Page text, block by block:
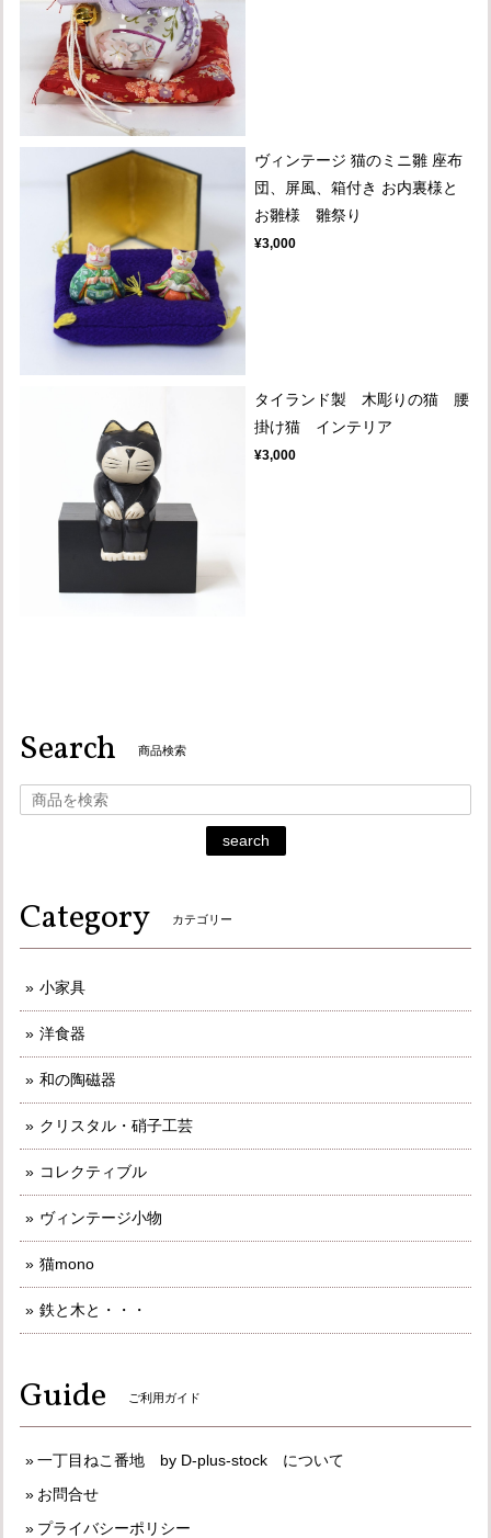
ヴィンテージ 猫のミニ雛 座布
団、屏風、箱付き お内裏様と
お雛様 雛祭り
¥3,000
タイランド製 木彫りの猫 腰
掛け猫 インテリア
¥3,000
Search 商品検索
search
Category カテゴリー
小家具
洋食器
和の陶磁器
クリスタル・硝子工芸
コレクティブル
ヴィンテージ小物
猫mono
鉄と木と・・・
Guide ご利用ガイド
一丁目ねこ番地 by D-plus-stock について
お問合せ
プライバシーポリシー